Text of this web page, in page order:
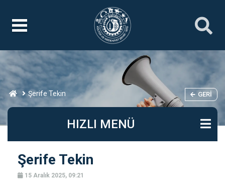
Şerife Tekin GERI
HIZLI MENÜ
Şerife Tekin
15 Aralık 2025, 09:21